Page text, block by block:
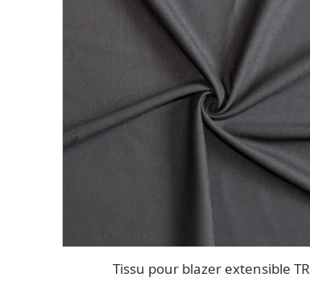
Tissu pour blazer extensible TR